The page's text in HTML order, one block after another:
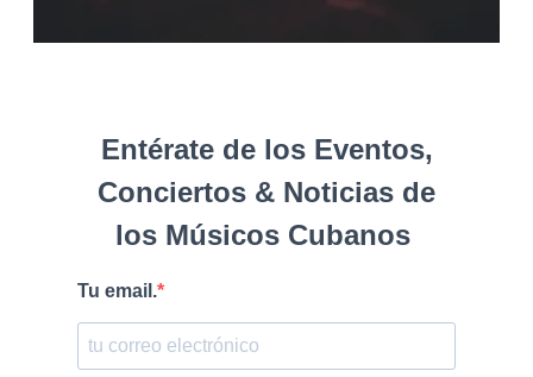
Entérate de los Eventos,
Conciertos & Noticias de
los Músicos Cubanos
Tu email.